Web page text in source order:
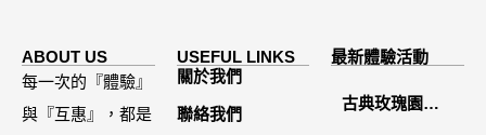
ABOUT US
每一次的『體驗』
與『互惠』，都是
USEFUL LINKS
關於我們
聯絡我們
最新體驗活動
古典玫瑰園